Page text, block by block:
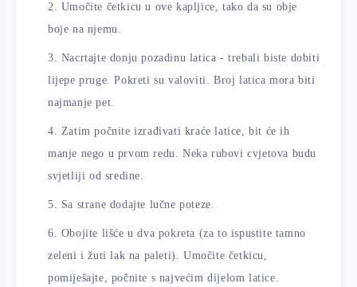
Umočite četkicu u ove kapljice, tako da su obje
boje na njemu.
Nacrtajte donju pozadinu latica - trebali biste dobiti
lijepe pruge. Pokreti su valoviti. Broj latica mora biti
najmanje pet.
Zatim počnite izrađivati ​​kraće latice, bit će ih
manje nego u prvom redu. Neka rubovi cvjetova budu
svjetliji od sredine.
Sa strane dodajte lučne poteze.
Obojite lišće u dva pokreta (za to ispustite tamno
zeleni i žuti lak na paleti). Umočite četkicu,
pomiješajte, počnite s najvećim dijelom latice.